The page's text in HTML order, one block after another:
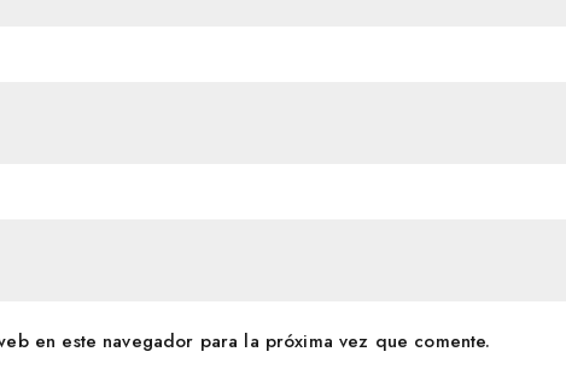
en este navegador para la próxima vez que comente.